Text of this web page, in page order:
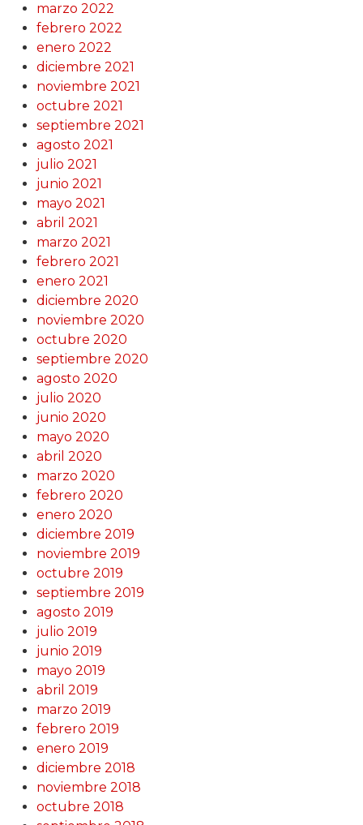
marzo 2022
febrero 2022
enero 2022
diciembre 2021
noviembre 2021
octubre 2021
septiembre 2021
agosto 2021
julio 2021
junio 2021
mayo 2021
abril 2021
marzo 2021
febrero 2021
enero 2021
diciembre 2020
noviembre 2020
octubre 2020
septiembre 2020
agosto 2020
julio 2020
junio 2020
mayo 2020
abril 2020
marzo 2020
febrero 2020
enero 2020
diciembre 2019
noviembre 2019
octubre 2019
septiembre 2019
agosto 2019
julio 2019
junio 2019
mayo 2019
abril 2019
marzo 2019
febrero 2019
enero 2019
diciembre 2018
noviembre 2018
octubre 2018